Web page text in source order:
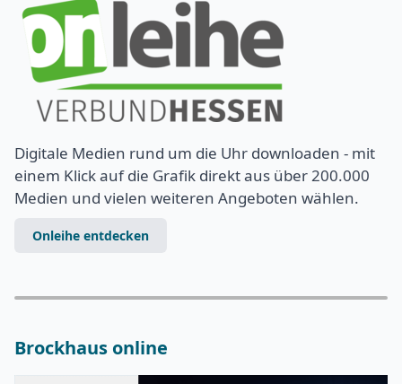
Digitale Medien rund um die Uhr downloaden - mit
einem Klick auf die Grafik direkt aus über 200.000
Medien und vielen weiteren Angeboten wählen.
Onleihe entdecken
Brockhaus online